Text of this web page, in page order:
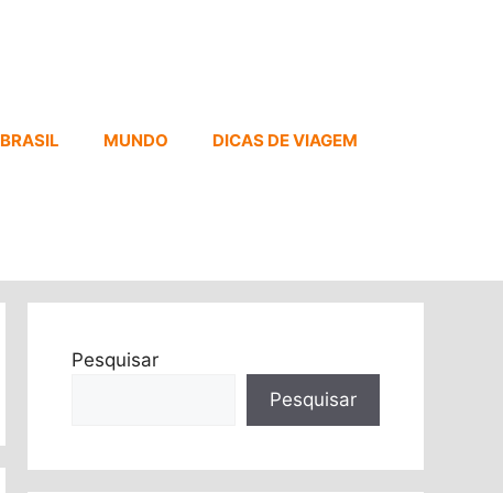
BRASIL MUNDO DICAS DE VIAGEM
Pesquisar
Pesquisar